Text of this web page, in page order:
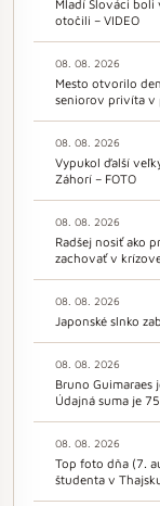
Mladí Slováci boli
otočili – VIDEO
08. 08. 2026
Mesto otvorilo
seniorov privíta v
08. 08. 2026
Vypukol ďalší
Záhorí – FOTO
08. 08. 2026
Radšej nosiť ako
zachovať v
08. 08. 2026
Japonské slnko
08. 08. 2026
Bruno Guimaraes
Údajná suma je
08. 08. 2026
Top foto dňa (7.
študenta v